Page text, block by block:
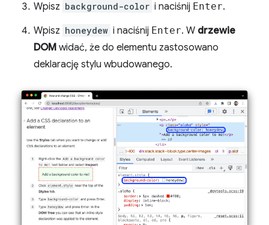
Wpisz background-color i naciśnij Enter.
Wpisz honeydew i naciśnij Enter. W drzewie
DOM widać, że do elementu zastosowano
deklarację stylu wbudowanego.